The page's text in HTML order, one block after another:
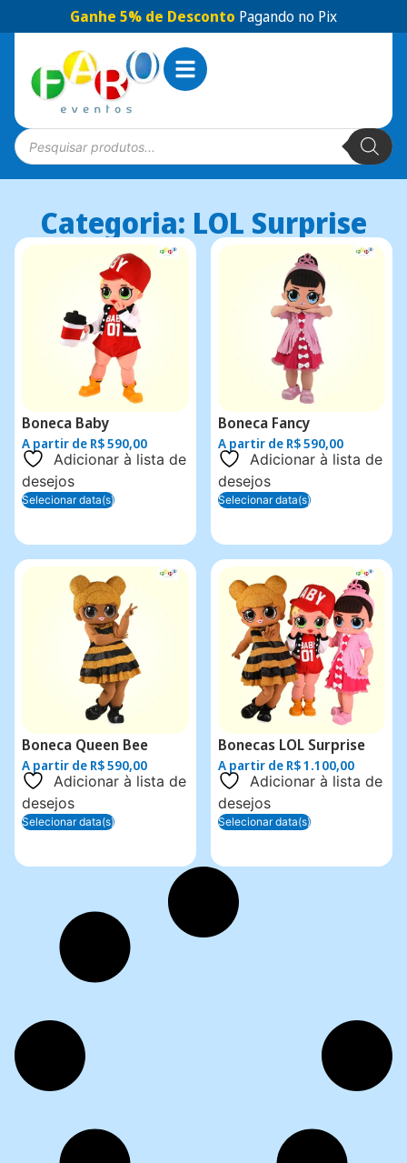
Ganhe 5% de Desconto Pagando no Pix
Categoria: LOL Surprise
Boneca Baby
A partir de R$590,00
Adicionar à lista de
desejos
Selecionar data(s)
Boneca Fancy
A partir de R$590,00
Adicionar à lista de
desejos
Selecionar data(s)
Boneca Queen Bee
A partir de R$590,00
Adicionar à lista de
desejos
Selecionar data(s)
Bonecas LOL Surprise
A partir de R$1.100,00
Adicionar à lista de
desejos
Selecionar data(s)